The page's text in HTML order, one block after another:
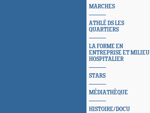
MARCHES
ATHLÉ DS LES
QUARTIERS
LA FORME EN
ENTREPRISE ET MILIEU
HOSPITALIER
STARS
MÉDIATHÈQUE
HISTOIRE/DOCU